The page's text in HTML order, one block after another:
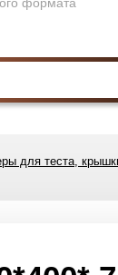
для теста,